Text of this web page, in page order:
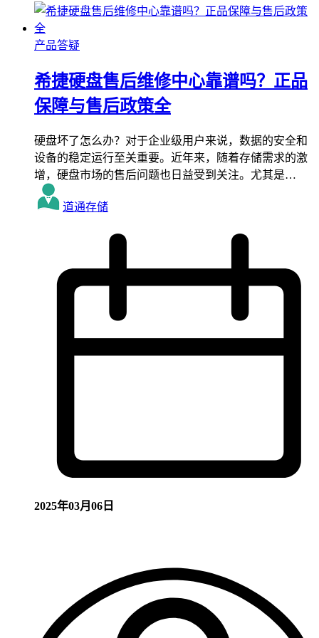
产品答疑
希捷硬盘售后维修中心靠谱吗？正品
保障与售后政策全
硬盘坏了怎么办？对于企业级用户来说，数据的安全和
设备的稳定运行至关重要。近年来，随着存储需求的激
增，硬盘市场的售后问题也日益受到关注。尤其是…
道通存储
2025年03月06日